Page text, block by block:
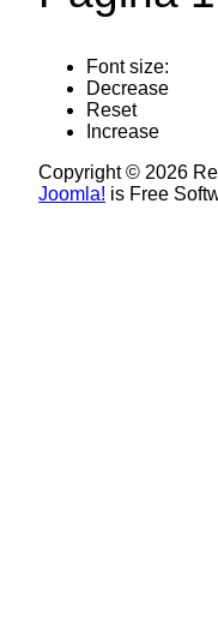
Font size:
Decrease
Reset
Increase
Copyright © 2026
Joomla! is Free